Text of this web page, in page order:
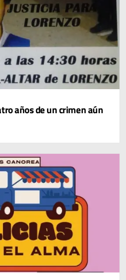
años de un crimen aún